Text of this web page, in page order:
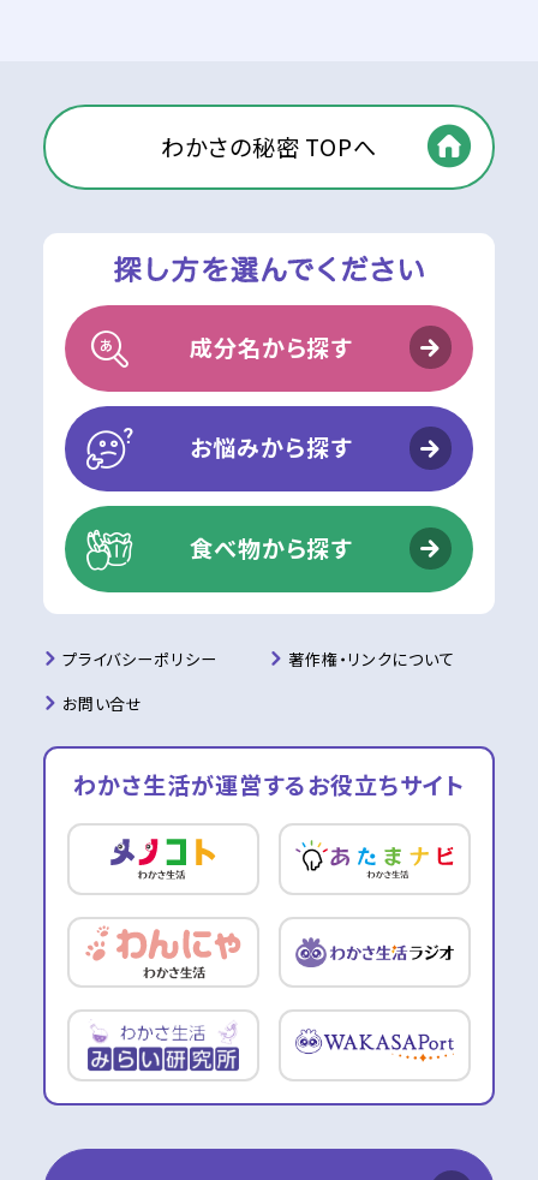
わかさの秘密 TOPへ
成分名から探す
お悩みから探す
食べ物から探す
プライバシーポリシー
著作権・リンクについて
お問い合せ
わかさ生活が運営するお役立ちサイト